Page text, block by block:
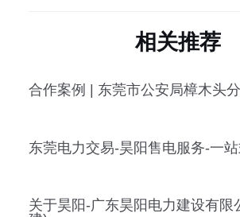
相关推荐
合作案例 | 东莞市公安局樟木头
东莞电力交易-昊阳售电服务-一
关于昊阳-广东昊阳电力建设有限